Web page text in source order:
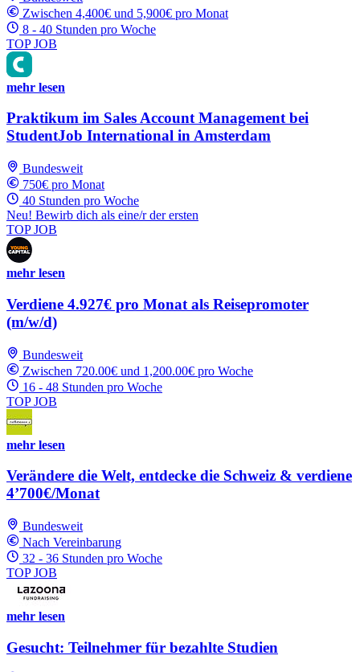
Zwischen 4,400€ und 5,900€ pro Monat
8 - 40 Stunden pro Woche
TOP JOB
mehr lesen
Praktikum im Sales Account Management bei
StudentJob International in Amsterdam
Bundesweit
750€ pro Monat
40 Stunden pro Woche
Neu! Bewirb dich als eine/r der ersten
TOP JOB
mehr lesen
Verdiene 4.927€ pro Monat als Reisepromoter
(m/w/d)
Bundesweit
Zwischen 720.00€ und 1,200.00€ pro Woche
16 - 48 Stunden pro Woche
TOP JOB
mehr lesen
Verändere die Welt, entdecke die Schweiz & verdiene
4’700€/Monat
Bundesweit
Nach Vereinbarung
32 - 36 Stunden pro Woche
TOP JOB
mehr lesen
Gesucht: Teilnehmer für bezahlte Studien